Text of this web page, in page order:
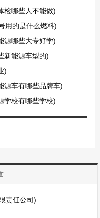
检哪些人不能做)
用的是什么燃料)
源哪些大专好学)
新能源车型的)
)
源车有哪些品牌车)
学校有哪些学校)
责任公司)